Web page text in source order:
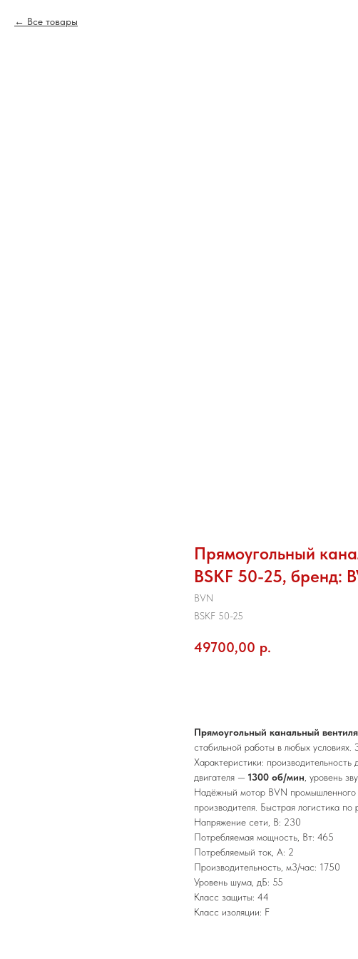
Все товары
Прямоугольный
BSKF 50-25, бренд:
BVN
BSKF 50-25
49700,00 р.
Прямоугольный канальный
стабильной работы в любых условиях.
Характеристики: производительность
двигателя — 1300 об/мин , уровень
Надёжный мотор BVN промышленного
производителя. Быстрая логистика
Напряжение сети, В: 230
Потребляемая мощность, Вт: 465
Потребляемый ток, А: 2
Производительность, м3/час: 1750
Уровень шума, дБ: 55
Класс защиты: 44
Класс изоляции: F